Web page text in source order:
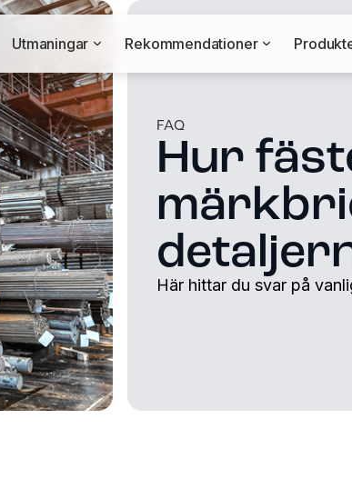
Utmaningar Rekommendationer
FAQ
Hur
Här hittar du svar på